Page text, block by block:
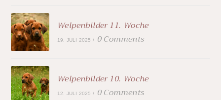
Welpenbilder 11. Woche
19. JULI 2025 / 0 Comments
Welpenbilder 10. Woche
12. JULI 2025 / 0 Comments